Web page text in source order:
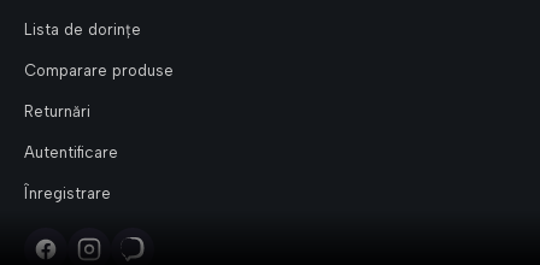
Lista de dorințe
Comparare produse
Returnări
Autentificare
Înregistrare